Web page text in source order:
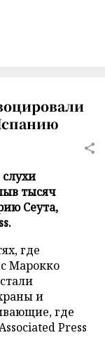
тысяч
Сеута,
где
Марокко
и
где
Press